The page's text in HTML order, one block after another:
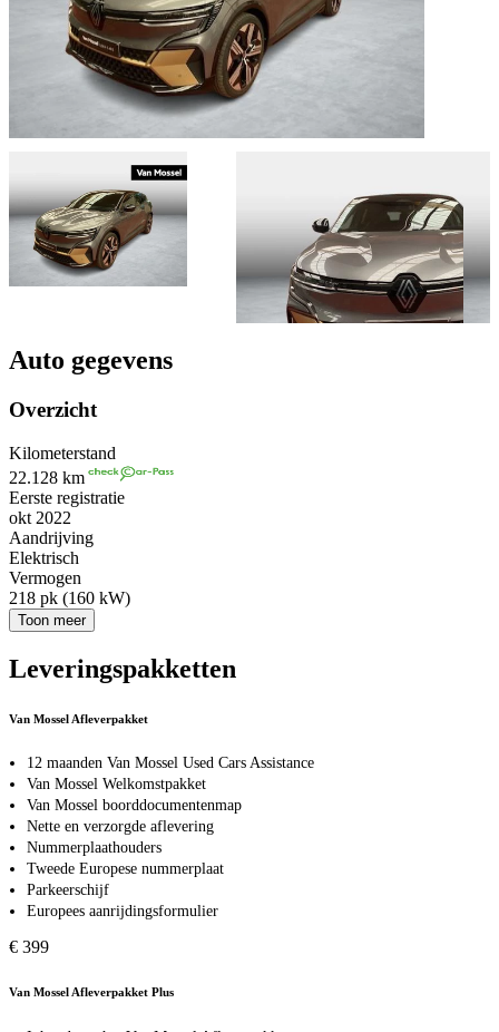
Auto gegevens
Overzicht
Kilometerstand
22.128 km
Eerste registratie
okt 2022
Aandrijving
Elektrisch
Vermogen
218 pk (160 kW)
Toon meer
Leveringspakketten
Van Mossel Afleverpakket
12 maanden Van Mossel Used Cars Assistance
Van Mossel Welkomstpakket
Van Mossel boorddocumentenmap
Nette en verzorgde aflevering
Nummerplaathouders
Tweede Europese nummerplaat
Parkeerschijf
Europees aanrijdingsformulier
€ 399
Van Mossel Afleverpakket Plus